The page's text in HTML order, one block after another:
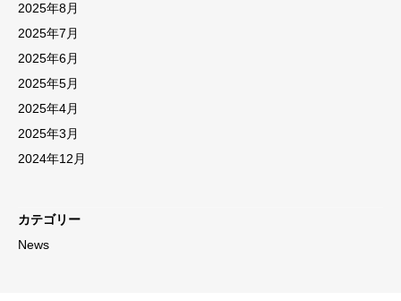
2025年8月
2025年7月
2025年6月
2025年5月
2025年4月
2025年3月
2024年12月
カテゴリー
News